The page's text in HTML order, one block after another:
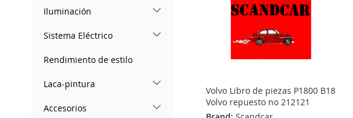
Volvo Libro de piezas P1800 B18
Volvo repuesto no 212121
Iluminación
Sistema Eléctrico
Rendimiento de estilo
Laca-pintura
Accesorios